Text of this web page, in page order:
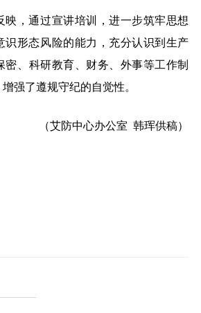
映，通过宣讲培训，进一步筑牢思想
识形态风险的能力，充分认识到生产
、 科研教育、财务、外事等工作制
强了遵规守纪的自觉性。
（艾防中心办公室 韩珲供稿）